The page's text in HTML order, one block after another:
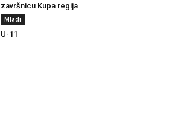
završnicu Kupa regija
Mladi
U-11